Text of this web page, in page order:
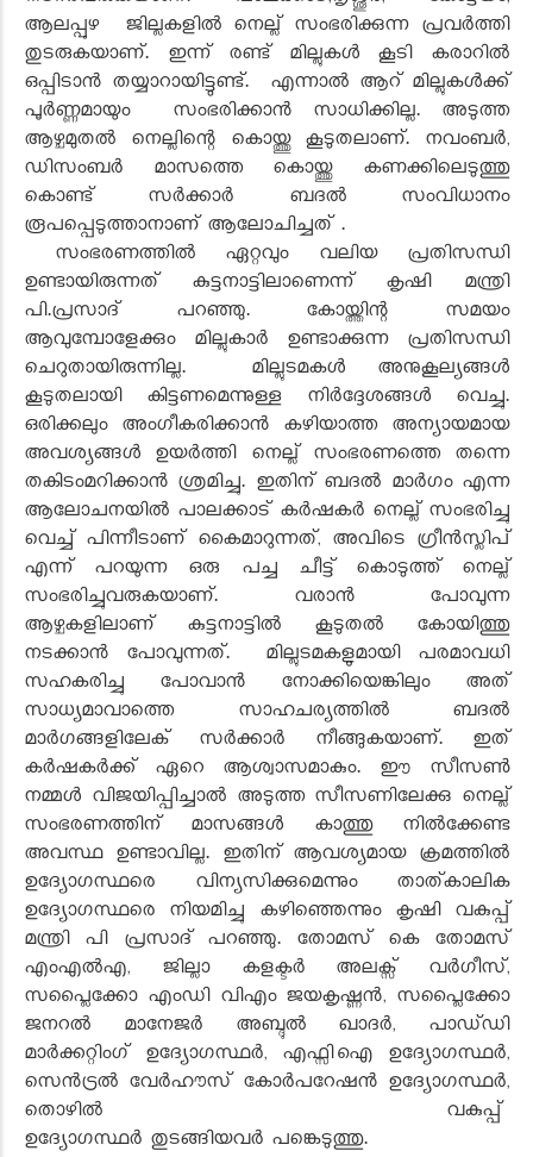
ആലപ്പുഴ ജില്ലകളിൽ നെല്ല് സംഭരിക്കുന്ന പ്രവർത്തി
തുടരുകയാണ്. ഇന്ന് രണ്ട് മില്ലുകൾ കൂടി കരാറിൽ
ഒപ്പിടാൻ തയ്യാറായിട്ടുണ്ട്. എന്നാൽ ആറ് മില്ലുകൾക്ക്
പൂർണ്ണമായും സംഭരിക്കാൻ സാധിക്കില്ല. അടുത്ത
ആഴ്ചമുതൽ നെല്ലിന്റെ കൊയ്ത്തു കൂടുതലാണ്. നവംബർ,
ഡിസംബർ മാസത്തെ കൊയ്ത്തു കണക്കിലെടുത്തു
കൊണ്ട് സർക്കാർ ബദൽ സംവിധാനം
രൂപപ്പെടുത്താനാണ് ആലോചിച്ചത് .
സംഭരണത്തിൽ ഏറ്റവും വലിയ പ്രതിസന്ധി
ഉണ്ടായിരുന്നത് കുട്ടനാട്ടിലാണെന്ന് കൃഷി മന്ത്രി
പി.പ്രസാദ് പറഞ്ഞു. കോയ്ത്തിന്റ സമയം
ആവുമ്പോളേക്കും മില്ലുകാർ ഉണ്ടാക്കുന്ന പ്രതിസന്ധി
ചെറുതായിരുന്നില്ല. മില്ലുടമകൾ അനുകൂല്യങ്ങൾ
കൂടുതലായി കിട്ടണമെന്നുള്ള നിർദ്ദേശങ്ങൾ വെച്ചു.
ഒരിക്കലും അംഗീകരിക്കാൻ കഴിയാത്ത അന്യായമായ
അവശ്യങ്ങൾ ഉയർത്തി നെല്ല് സംഭരണത്തെ തന്നെ
തകിടംമറിക്കാൻ ശ്രമിച്ചു. ഇതിന് ബദൽ മാർഗം എന്ന
ആലോചനയിൽ പാലക്കാട്‌ കർഷകർ നെല്ല് സംഭരിച്ചു
വെച്ച് പിന്നീടാണ് കൈമാറുന്നത്, അവിടെ ഗ്രീൻസ്ലിപ്
എന്ന് പറയുന്ന ഒരു പച്ച ചീട്ട് കൊടുത്ത് നെല്ല്
സംഭരിച്ചുവരുകയാണ്. വരാൻ പോവുന്ന
ആഴ്ചകളിലാണ് കുട്ടനാട്ടിൽ കൂടുതൽ കോയിത്തു
നടക്കാൻ പോവുന്നത്. മില്ലുടമകളുമായി പരമാവധി
സഹകരിച്ചു പോവാൻ നോക്കിയെങ്കിലും അത്
സാധ്യമാവാത്തെ സാഹചര്യത്തിൽ ബദൽ
മാർഗങ്ങളിലേക് സർക്കാർ നീങ്ങുകയാണ്. ഇത്
കർഷകർക്ക് ഏറെ ആശ്വാസമാകും. ഈ സീസൺ
നമ്മൾ വിജയിപ്പിച്ചാൽ അടുത്ത സീസണിലേക്കു നെല്ല്
സംഭരണത്തിന് മാസങ്ങൾ കാത്തു നിൽക്കേണ്ട
അവസ്ഥ ഉണ്ടാവില്ല. ഇതിന് ആവശ്യമായ ക്രമത്തിൽ
ഉദ്യോഗസ്ഥരെ വിന്യസിക്കുമെന്നും താത്കാലിക
ഉദ്യോഗസ്ഥരെ നിയമിച്ചു കഴിഞ്ഞെന്നും കൃഷി വകുപ്പ്
മന്ത്രി പി പ്രസാദ് പറഞ്ഞു. തോമസ് കെ തോമസ്
എംഎൽഎ, ജില്ലാ കളക്ടർ അലക്സ്‌ വർഗീസ്,
സപ്ലൈക്കോ എംഡി വിഎം ജയകൃഷ്ണൻ, സപ്ലൈക്കോ
ജനറൽ മാനേജർ അബ്ദുൽ ഖാദർ, പാഡ്‌ഡി
മാർക്കറ്റിംഗ് ഉദ്യോഗസ്ഥർ, എഫ്സിഐ ഉദ്യോഗസ്ഥർ,
സെൻട്രൽ വേർഹൗസ് കോർപറേഷൻ ഉദ്യോഗസ്ഥർ,
തൊഴിൽ വകുപ്പ്
ഉദ്യോഗസ്ഥർ തുടങ്ങിയവർ പങ്കെടുത്തു.